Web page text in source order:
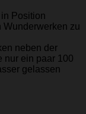
Position
Wunderwerken zu
neben der
nur ein paar 100
gelassen